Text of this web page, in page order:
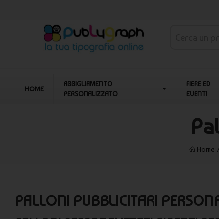
HOME
ABBIGLIAMENTO
PERSONALIZZATO
FIERE ED
EVENTI
Home
PALLONI PUBBLICITARI